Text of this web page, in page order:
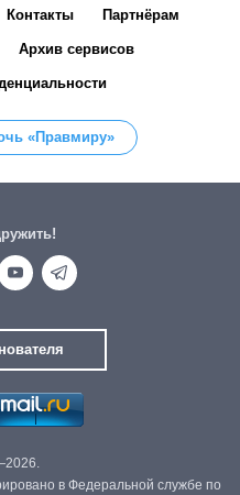
Контакты Партнёрам
Архив сервисов
«Правмиру»
в Федеральной службе по